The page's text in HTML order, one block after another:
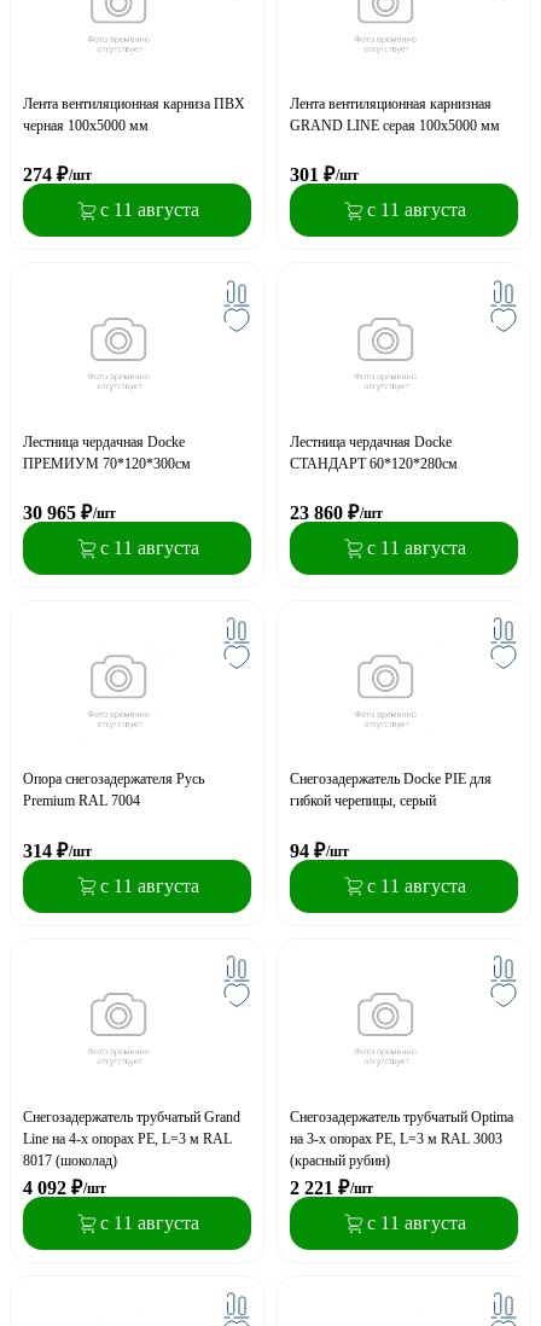
Лента вентиляционная карниза ПВХ
черная 100х5000 мм
274 ₽/шт
с 11 августа
Лента вентиляционная карнизная
GRAND LINE серая 100х5000 мм
301 ₽/шт
с 11 августа
Лестница чердачная Docke
ПРЕМИУМ 70*120*300см
30 965 ₽/шт
с 11 августа
Лестница чердачная Docke
СТАНДАРТ 60*120*280см
23 860 ₽/шт
с 11 августа
Опора снегозадержателя Русь
Premium RAL 7004
314 ₽/шт
с 11 августа
Снегозадержатель Docke PIE для
гибкой черепицы, cерый
94 ₽/шт
с 11 августа
Снегозадержатель трубчатый Grand
Line на 4-х опорах PE, L=3 м RAL
8017 (шоколад)
4 092 ₽/шт
с 11 августа
Снегозадержатель трубчатый Optima
на 3-х опорах PE, L=3 м RAL 3003
(красный рубин)
2 221 ₽/шт
с 11 августа